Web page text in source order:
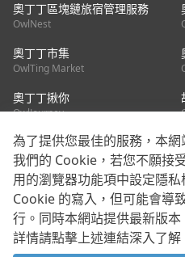
奧丁丁區塊鏈旅宿管理服務
OwlNest
奧丁丁市集
OwlTing Market
奧丁丁揪你
OwlJourney
聯絡我們
客服信箱：
服務信箱 / 廣告洽詢：
媒體合作 / 新聞稿提供：
本平台之內容符合第三方智慧財產
為了提供您最佳的服務，本
我們的 Cookie，若您不願接
用的瀏覽器功能項中設定隱
Cookie 的寫入，但可能會導
行。同時本網站提供最新版本
詳情請點擊上述連結深入了解